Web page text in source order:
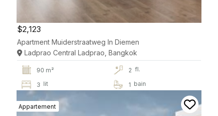
$2,123
Apartment Muiderstraatweg In Diemen
Ladprao Central Ladprao, Bangkok
90 m² 2 fl.
3 lit 1 bain
Appartement